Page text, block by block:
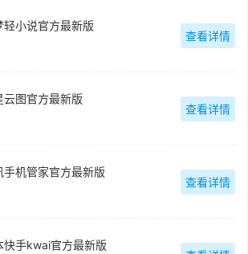
轻小说官方最新版
查看详情
云图官方最新版
查看详情
手机管家官方最新版
查看详情
快手kwai官方最新版